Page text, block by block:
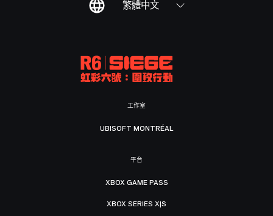
繁體中文
工作室
UBISOFT MONTRÉAL
平台
XBOX GAME PASS
XBOX SERIES X|S